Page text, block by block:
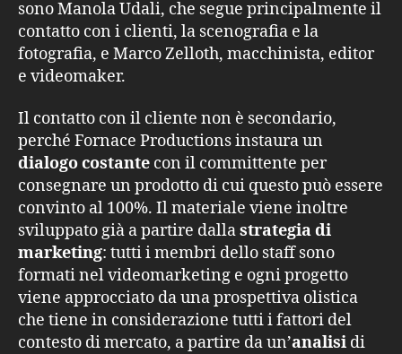
sono Manola Udali, che segue principalmente il
contatto con i clienti, la scenografia e la
fotografia, e Marco Zelloth, macchinista, editor
e videomaker.
Il contatto con il cliente non è secondario,
perché Fornace Productions instaura un
dialogo costante con il committente per
consegnare un prodotto di cui questo può essere
convinto al 100%. Il materiale viene inoltre
sviluppato già a partire dallastrategia di
marketing: tutti i membri dello staff sono
formati nel videomarketing e ogni progetto
viene approcciato da una prospettiva olistica
che tiene in considerazione tutti i fattori del
contesto di mercato, a partire da un’analisi di